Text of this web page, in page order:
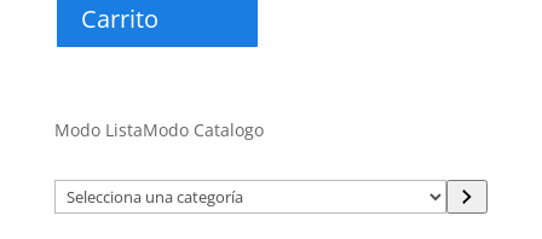
Carrito
Modo ListaModo Catalogo
Selecciona
una